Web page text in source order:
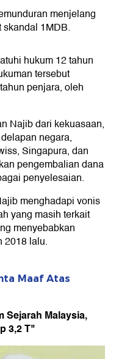
menjelang
1MDB.
hukum 12 tahun
tersebut
penjara, oleh
Najib dari kekuasaan,
negara,
Singapura, dan
pengembalian dana
penyelesaian.
menghadapi vonis
yang masih terkait
menyebabkan
2018 lalu.
Maaf Atas
Sejarah Malaysia,
3,2 T"